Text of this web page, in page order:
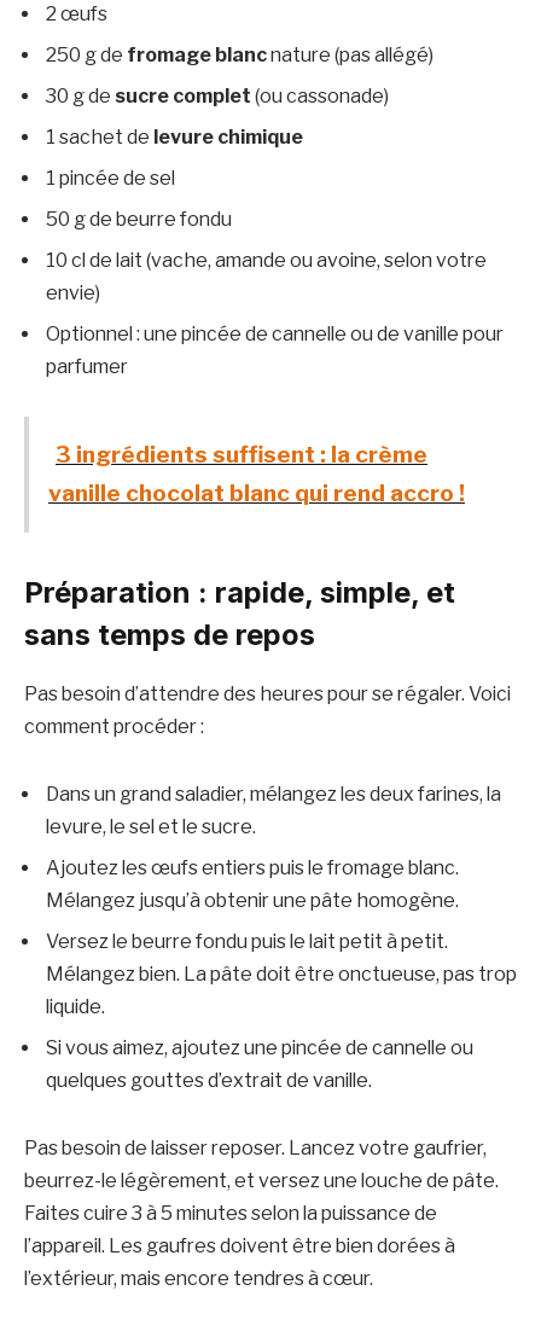
2 œufs
250 g de fromage blancnature (pas allégé)
30 g de sucre complet (ou cassonade)
1 sachet de levure chimique
1 pincée de sel
50 g de beurre fondu
10 cl de lait (vache, amande ou avoine, selon votre
envie)
Optionnel : une pincée de cannelle ou de vanille pour
parfumer
3 ingrédients suffisent : la crème
vanille chocolat blanc qui rend accro !
Préparation : rapide, simple, et
sans temps de repos
Pas besoin d’attendre des heures pour se régaler. Voici
comment procéder :
Dans un grand saladier, mélangez les deux farines, la
levure, le sel et le sucre.
Ajoutez les œufs entiers puis le fromage blanc.
Mélangez jusqu’à obtenir une pâte homogène.
Versez le beurre fondu puis le lait petit à petit.
Mélangez bien. La pâte doit être onctueuse, pas trop
liquide.
Si vous aimez, ajoutez une pincée de cannelle ou
quelques gouttes d’extrait de vanille.
Pas besoin de laisser reposer. Lancez votre gaufrier,
beurrez-le légèrement, et versez une louche de pâte.
Faites cuire 3 à 5 minutes selon la puissance de
l’appareil. Les gaufres doivent être bien dorées à
l’extérieur, mais encore tendres à cœur.